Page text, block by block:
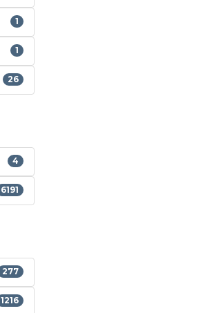
1
1
26
4
6191
277
1216